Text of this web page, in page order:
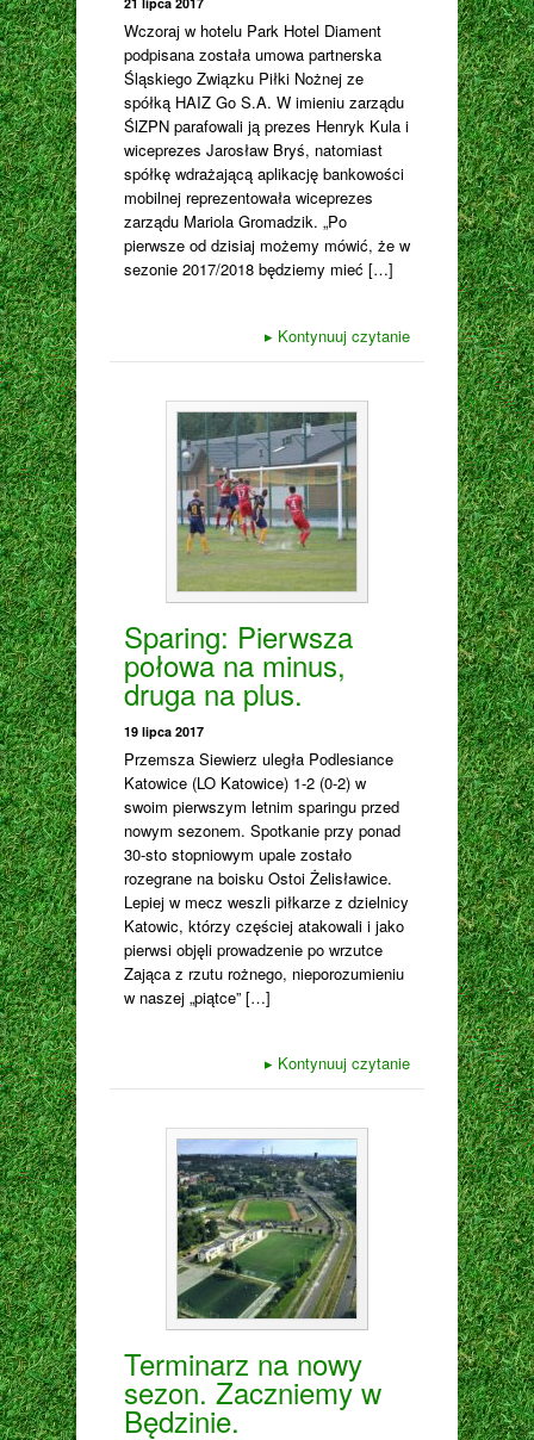
Wczoraj w hotelu Park Hotel Diament
podpisana została umowa partnerska
Śląskiego Związku Piłki Nożnej ze
spółką HAIZ Go S.A. W imieniu zarządu
ŚlZPN parafowali ją prezes Henryk Kula i
wiceprezes Jarosław Bryś, natomiast
spółkę wdrażającą aplikację bankowości
mobilnej reprezentowała wiceprezes
zarządu Mariola Gromadzik. „Po
pierwsze od dzisiaj możemy mówić, że w
sezonie 2017/2018 będziemy mieć […]
▸ Kontynuuj czytanie
Sparing: Pierwsza
połowa na minus,
druga na plus.
19 lipca 2017
Przemsza Siewierz uległa Podlesiance
Katowice (LO Katowice) 1-2 (0-2) w
swoim pierwszym letnim sparingu przed
nowym sezonem. Spotkanie przy ponad
30-sto stopniowym upale zostało
rozegrane na boisku Ostoi Żelisławice.
Lepiej w mecz weszli piłkarze z dzielnicy
Katowic, którzy częściej atakowali i jako
pierwsi objęli prowadzenie po wrzutce
Zająca z rzutu rożnego, nieporozumieniu
w naszej „piątce” […]
▸ Kontynuuj czytanie
Terminarz na nowy
sezon. Zaczniemy w
Będzinie.